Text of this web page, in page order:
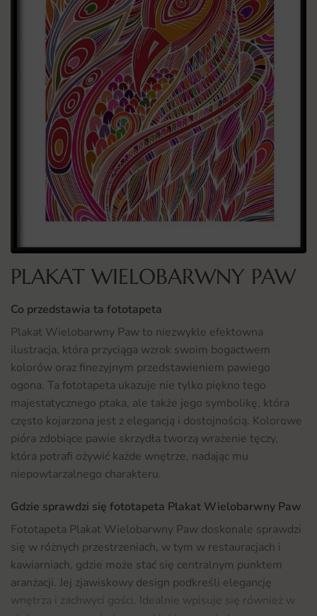
PLAKAT WIELOBARWNY PAW
Co przedstawia ta fototapeta
Plakat Wielobarwny Paw to niezwykle efektowna
ilustracja, która przyciąga wzrok swoim bogactwem
kolorów oraz finezyjnym przedstawieniem pawiego
ogona. Ta fototapeta ukazuje nie tylko piękno tego
majestatycznego ptaka, ale także jego symbolikę, która
często kojarzona jest z elegancją i dostojnością. Kolorowe
pióra zdobiące pawie skrzydła tworzą wrażenie tęczy,
która potrafi ożywić każde wnętrze, nadając mu
niepowtarzalnego charakteru.
Gdzie sprawdzi się fototapeta Plakat Wielobarwny Paw
Fototapeta Plakat Wielobarwny Paw doskonale sprawdzi
się w różnych przestrzeniach, w tym w restauracjach i
kawiarniach, gdzie może stać się centralnym punktem
aranżacji. Jej zjawiskowy design podkreśli elegancję
wnętrza i zachwyci gości. Idealnie wpisuje się również w